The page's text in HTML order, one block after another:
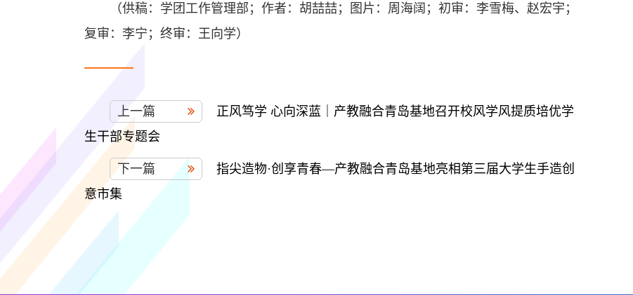
（供稿：学团工作管理部；作者：胡喆喆；图片：周海阔；初审：李雪梅、赵宏宇；
复审：李宁；终审：王向学）
上一篇
正风笃学 心向深蓝｜产教融合青岛基地召开校风学风提质培优学
生干部专题会
下一篇
指尖造物·创享青春—产教融合青岛基地亮相第三届大学生手造创
意市集